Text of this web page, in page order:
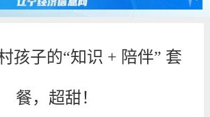
孩子的“知识 + 陪伴” 套
餐，超甜！